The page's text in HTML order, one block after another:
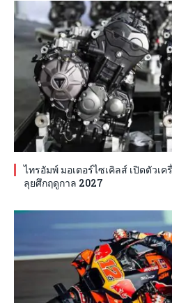
ไทรอัมพ์ มอเตอร์ไซเคิลส์ เปิดตัวเ
ลุยศึกฤดูกาล 2027